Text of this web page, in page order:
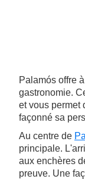
Palamós offre
gastronomie.
et vous permet
façonné sa
Au centre de
principale.
aux enchères
preuve. Une